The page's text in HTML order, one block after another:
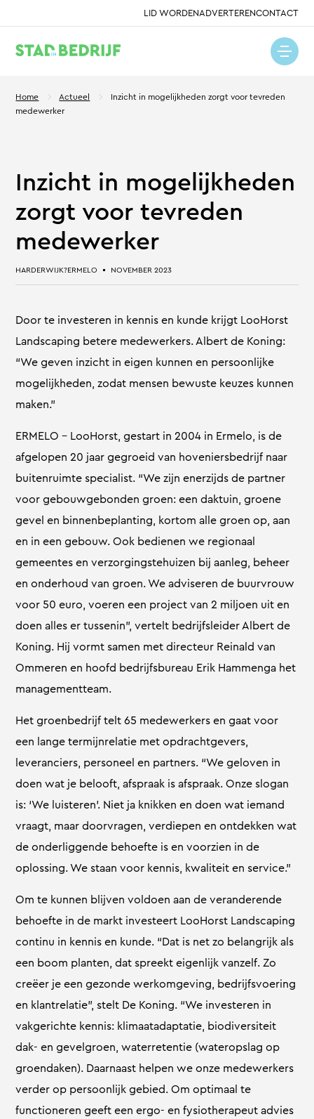
LID WORDENADVERTERENCONTACT
Home Actueel
Inzicht in mogelijkheden zorgt voor tevreden
medewerker
Inzicht in mogelijkheden
zorgt voor tevreden
medewerker
HARDERWIJK?ERMELO NOVEMBER 2023
Door te investeren in kennis en kunde krijgt LooHorst
Landscaping betere medewerkers. Albert de Koning:
“We geven inzicht in eigen kunnen en persoonlijke
mogelijkheden, zodat mensen bewuste keuzes kunnen
maken.”
ERMELO – LooHorst, gestart in 2004 in Ermelo, is de
afgelopen 20 jaar gegroeid van hoveniersbedrijf naar
buitenruimte specialist. “We zijn enerzijds de partner
voor gebouwgebonden groen: een daktuin, groene
gevel en binnenbeplanting, kortom alle groen op, aan
en in een gebouw. Ook bedienen we regionaal
gemeentes en verzorgingstehuizen bij aanleg, beheer
en onderhoud van groen. We adviseren de buurvrouw
voor 50 euro, voeren een project van 2 miljoen uit en
doen alles er tussenin”, vertelt bedrijfsleider Albert de
Koning. Hij vormt samen met directeur Reinald van
Ommeren en hoofd bedrijfsbureau Erik Hammenga het
managementteam.
Het groenbedrijf telt 65 medewerkers en gaat voor
een lange termijnrelatie met opdrachtgevers,
leveranciers, personeel en partners. “We geloven in
doen wat je belooft, afspraak is afspraak. Onze slogan
is: ‘We luisteren’. Niet ja knikken en doen wat iemand
vraagt, maar doorvragen, verdiepen en ontdekken wat
de onderliggende behoefte is en voorzien in de
oplossing. We staan voor kennis, kwaliteit en service.”
Om te kunnen blijven voldoen aan de veranderende
behoefte in de markt investeert LooHorst Landscaping
continu in kennis en kunde. “Dat is net zo belangrijk als
een boom planten, dat spreekt eigenlijk vanzelf. Zo
creëer je een gezonde werkomgeving, bedrijfsvoering
en klantrelatie”, stelt De Koning. “We investeren in
vakgerichte kennis: klimaatadaptatie, biodiversiteit
dak- en gevelgroen, waterretentie (wateropslag op
groendaken). Daarnaast helpen we onze medewerkers
verder op persoonlijk gebied. Om optimaal te
functioneren geeft een ergo- en fysiotherapeut advies